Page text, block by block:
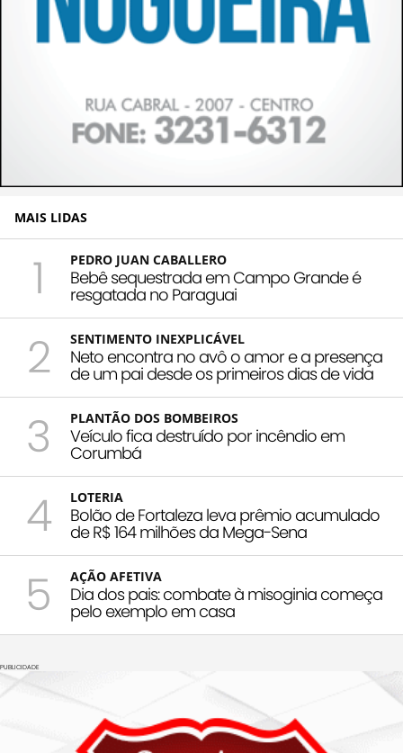
MAIS LIDAS
1 PEDRO JUAN CABALLERO
Bebê sequestrada em Campo Grande é
resgatada no Paraguai
2 SENTIMENTO INEXPLICÁVEL
Neto encontra no avô o amor e a presença
de um pai desde os primeiros dias de vida
3 PLANTÃO DOS BOMBEIROS
Veículo fica destruído por incêndio em
Corumbá
4 LOTERIA
Bolão de Fortaleza leva prêmio acumulado
de R$ 164 milhões da Mega-Sena
5 AÇÃO AFETIVA
Dia dos pais: combate à misoginia começa
pelo exemplo em casa
PUBLICIDADE